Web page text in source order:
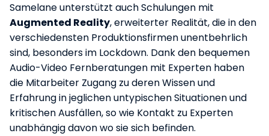
Samelane unterstützt auch Schulungen mit
Augmented Reality, erweiterter Realität, die in den
verschiedensten Produktionsfirmen unentbehrlich
sind, besonders im Lockdown. Dank den bequemen
Audio-Video Fernberatungen mit Experten haben
die Mitarbeiter Zugang zu deren Wissen und
Erfahrung in jeglichen untypischen Situationen und
kritischen Ausfällen, so wie Kontakt zu Experten
unabhängig davon wo sie sich befinden.